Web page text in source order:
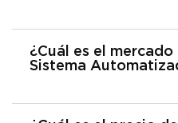
¿Cuál es el
Sistema